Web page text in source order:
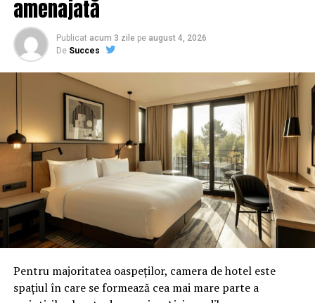
ARTICOLE PE ACEIASI TEMA: PRIMA
URMATORUL
EXCLUSIV/CARMEN GHEORGHE, DIRECTOAREA GENERALA
“SUSPENDATA” A POLITIEI LOCALE PLOIESTI ESTE
URMARITA PENAL ALATURI DE PROCURORUL NEGULESCU
MIRCEA DE PARCHETUL GENERAL/UN NOU DOSAR PENAL
PE NUMELE PROCURORULUI PERICULOS
NU RATATI
EXPLOZIV/Plangerea lui Orban impotriva lui Dancila
pentru inalta tradare a fost scrisa pe computerul unui
judecator CSM – Comisarul de Prahova
amenajată
Publicat acum 3 zile pe august 4, 2026
De Succes
Pentru majoritatea oaspeților, camera de hotel este
spațiul în care se formează cea mai mare parte a